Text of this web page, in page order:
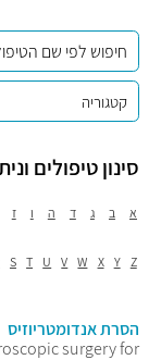
קטגוריה
סינון טיפולים
א ב ג ד ה ו ז
S T U V W X Y Z
הסרת אנדומטריוזיס
surgery for